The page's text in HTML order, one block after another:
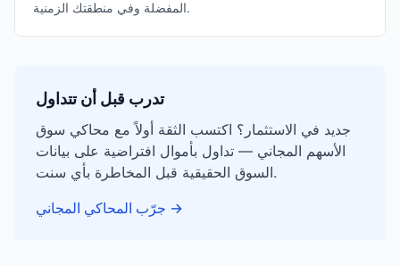
المفضلة وفي منطقتك الزمنية.
تدرب قبل أن تتداول
جديد في الاستثمار؟ اكتسب الثقة أولاً مع محاكي سوق
الأسهم المجاني — تداول بأموال افتراضية على بيانات
السوق الحقيقية قبل المخاطرة بأي سنت.
جرّب المحاكي المجاني →